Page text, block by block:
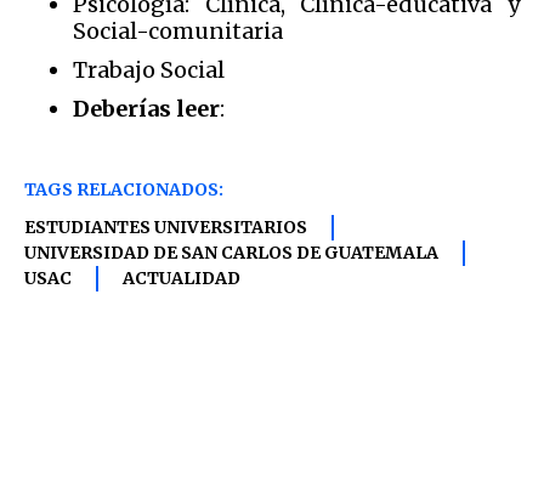
Social-comunitaria
Trabajo Social
Deberías leer:
TAGS RELACIONADOS:
ESTUDIANTES UNIVERSITARIOS
UNIVERSIDAD DE SAN CARLOS DE GUATEMALA
USAC
ACTUALIDAD